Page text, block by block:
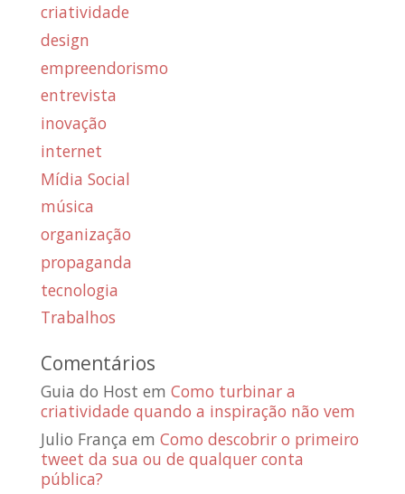
criatividade
design
empreendorismo
entrevista
inovação
internet
Mídia Social
música
organização
propaganda
tecnologia
Trabalhos
Comentários
Guia do Host em Como turbinar a
criatividade quando a inspiração não vem
Julio França em Como descobrir o primeiro
tweet da sua ou de qualquer conta
pública?